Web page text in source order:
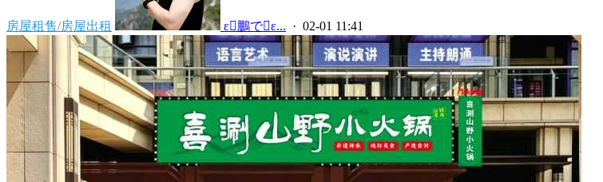
房屋租售/房屋出租  ε鵬でε... · 02-01 11:41